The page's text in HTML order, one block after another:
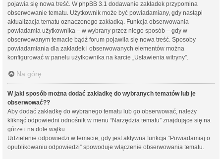
pojawia się nowa treść. W phpBB 3.1 dodawanie zakładek przypomina
obserwowanie tematu. Użytkownik może być powiadamiany, gdy nastąpi
aktualizacja tematu oznaczonego zakładką. Funkcja obserwowania
powiadamia użytkownika – w wybrany przez niego sposób – gdy w
obserwowanym temacie bądź forum pojawiła się nowa treść. Sposoby
powiadamiania dla zakładek i obserwowanych elementów można
konfigurować w panelu użytkownika na karcie „Ustawienia witryny”.
Na górę
W jaki sposób można dodać zakładkę do wybranych tematów lub je
obserwować??
Aby dodać zakładkę do wybranego tematu lub go obserwować, należy
kliknąć odpowiedni odnośnik w menu “Narzędzia tematu” znajdujące się na
górze i na dole wątku.
Udzielenie odpowiedzi w temacie, gdy jest aktywna funkcja “Powiadamiaj o
opublikowaniu odpowiedzi” spowoduje włączenie obserwowania tematu.